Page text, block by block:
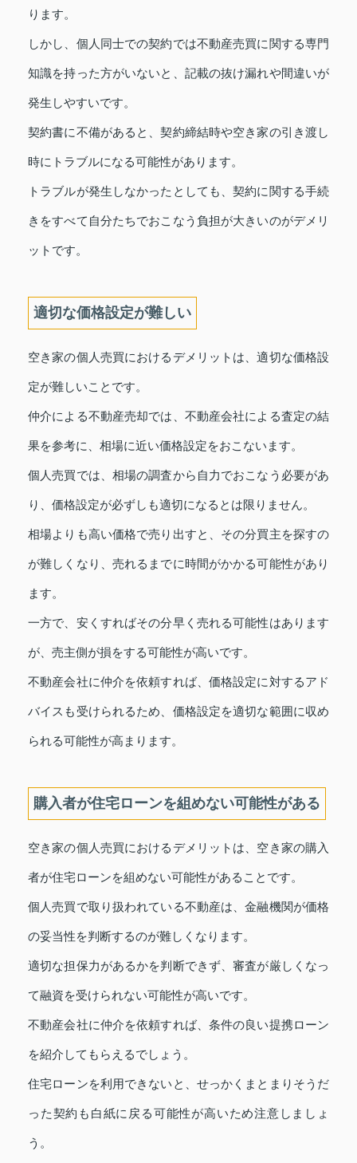
ります。
しかし、個人同士での契約では不動産売買に関する専門
知識を持った方がいないと、記載の抜け漏れや間違いが
発生しやすいです。
契約書に不備があると、契約締結時や空き家の引き渡し
時にトラブルになる可能性があります。
トラブルが発生しなかったとしても、契約に関する手続
きをすべて自分たちでおこなう負担が大きいのがデメリ
ットです。
適切な価格設定が難しい
空き家の個人売買におけるデメリットは、適切な価格設
定が難しいことです。
仲介による不動産売却では、不動産会社による査定の結
果を参考に、相場に近い価格設定をおこないます。
個人売買では、相場の調査から自力でおこなう必要があ
り、価格設定が必ずしも適切になるとは限りません。
相場よりも高い価格で売り出すと、その分買主を探すの
が難しくなり、売れるまでに時間がかかる可能性があり
ます。
一方で、安くすればその分早く売れる可能性はあります
が、売主側が損をする可能性が高いです。
不動産会社に仲介を依頼すれば、価格設定に対するアド
バイスも受けられるため、価格設定を適切な範囲に収め
られる可能性が高まります。
購入者が住宅ローンを組めない可能性がある
空き家の個人売買におけるデメリットは、空き家の購入
者が住宅ローンを組めない可能性があることです。
個人売買で取り扱われている不動産は、金融機関が価格
の妥当性を判断するのが難しくなります。
適切な担保力があるかを判断できず、審査が厳しくなっ
て融資を受けられない可能性が高いです。
不動産会社に仲介を依頼すれば、条件の良い提携ローン
を紹介してもらえるでしょう。
住宅ローンを利用できないと、せっかくまとまりそうだ
った契約も白紙に戻る可能性が高いため注意しましょ
う。